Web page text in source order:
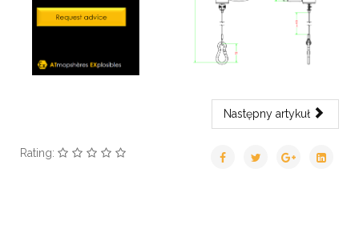
Następny artykuł
Rating: